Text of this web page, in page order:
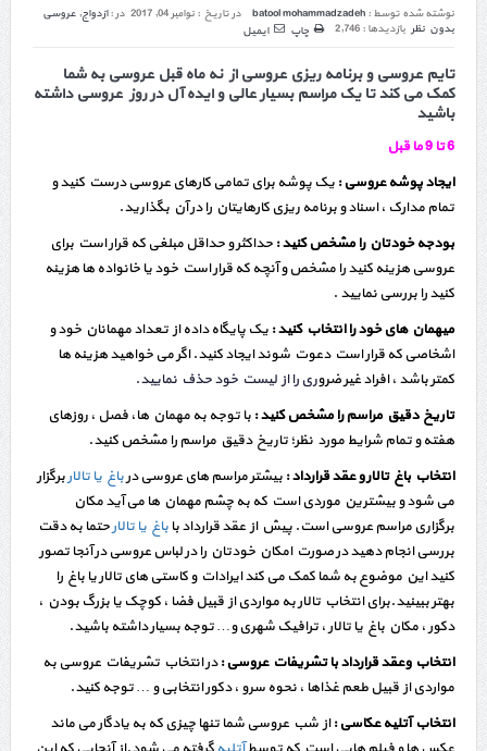
نوشته شده توسط : batool mohammadzadeh در تاریخ : نوامبر 04, 2017 در :ازدواج, عروسی
بدون نظر بازدیدها : 2,746 چاپ ایمیل
تایم عروسی وبرنامه ریزی عروسیاز نه ماه قبل عروسی به شما
کمک می کند تا یک مراسم بسیار عالی و ایده آل در روز عروسی داشته
باشید
6 تا 9 ما قبل
ایجاد پوشه عروسی: یک پوشه برای تمامی کارهای عروسی درست کنید و
تمام مدارک ، اسناد و برنامه ریزی کارهایتان را در آن بگذارید.
بودجه خودتان را مشخص کنید : حداکثر و حداقل مبلغی که قرار است برای
عروسی هزینه کنید را مشخص و آنچه که قرار است خود یا خانواده ها هزینه
کنید را بررسی نمایید .
میهمان های خود را انتخاب کنید : یک پایگاه داده از تعداد مهمانان خود و
اشخاصی که قرار است دعوت شوند ایجاد کنید. اگر می خواهید هزینه ها
کمتر باشد ، افراد غیر ضروری را از لیست خود حذف نمایید.
تاریخ دقیق مراسم را مشخص کنید : با توجه به مهمان ها، فصل ، روزهای
هفته و تمام شرایط مورد نظر؛ تاریخ دقیق مراسم را مشخص کنید.
انتخاب باغ تالار و عقد قرارداد : بیشتر مراسم های عروسی درباغ یا تالاربرگزار
می شود و بیشترین موردی است که به چشم مهمان ها می آید مکان
برگزاری مراسم عروسی است. پیش از عقد قرارداد با باغ یا تالارحتما به دقت
بررسی انجام دهید در صورت امکان خودتان را در لباس عروسی در آنجا تصور
کنید این موضوع به شما کمک می کند ایرادات و کاستی های تالار یا باغ را
بهتر ببینید.برای انتخاب تالار به مواردی از قبیل فضا ، کوچک یا بزرگ بودن ،
دکور ، مکان باغ یا تالار ، ترافیک شهری و… توجه بسیار داشته باشید.
انتخاب وعقد قرارداد با تشریفات عروسی :در انتخاب تشریفات عروسی به
مواردی از قبیل طعم غذاها ، نحوه سرو ، دکور انتخابی و … توجه کنید.
انتخاب آتلیه عکاسی :از شب عروسی شما تنها چیزی که به یادگار می ماند